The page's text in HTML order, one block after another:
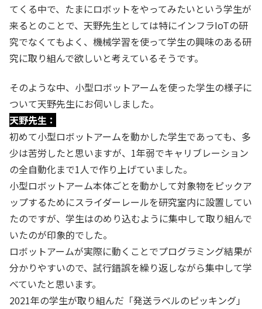
てくる中で、たまにロボットをやってみたいという学生が
来るとのことで、天野先生としては特にインフラIoTの研
究でなくてもよく、機械学習を使って学生の興味のある研
究に取り組んで欲しいと考えているそうです。
そのような中、小型ロボットアームを使った学生の様子に
ついて天野先生にお伺いしました。
天野先生：
初めて小型ロボットアームを動かした学生であっても、多
少は苦労したと思いますが、1年弱でキャリブレーション
の全自動化まで1人で作り上げていました。
小型ロボットアーム本体ごとを動かして対象物をピックア
ップするためにスライダーレールを研究室内に設置してい
たのですが、学生はのめり込むように集中して取り組んで
いたのが印象的でした。
ロボットアームが実際に動くことでプログラミング結果が
分かりやすいので、試行錯誤を繰り返しながら集中して学
べていたと思います。
2021年の学生が取り組んだ「発送ラベルのピッキング」